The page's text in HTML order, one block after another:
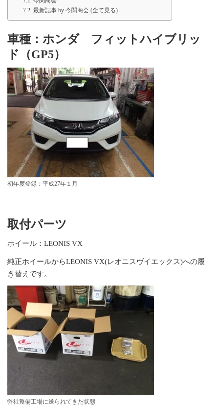
最新記事 by 今関商会 (全て見る)
車種：ホンダ フィットハイブリッ
ド（GP5）
初年度登録：平成27年１月
取付パーツ
ホイール：LEONIS VX
純正ホイールからLEONIS VX(レオニスヴイエックス)への履
き替えです。
弊社整備工場に送られてきた状態